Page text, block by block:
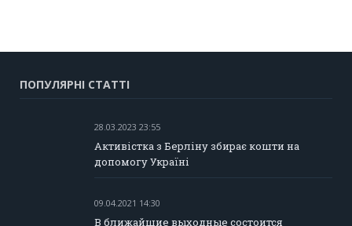
ПОПУЛЯРНІ СТАТТІ
28.03.2023 23:55
Активістка з Берліну збирає кошти на
допомогу Україні
09.04.2021 14:30
В ближайшие выходные состоится